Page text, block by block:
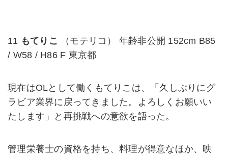
11 もてりこ
（モテリコ） 年齢非公開 152cm B85
/ W58 / H86 F 東京都
現在はOLとして働くもてりこは、「久しぶりにグ
ラビア業界に戻ってきました。よろしくお願いい
たします」と再挑戦への意欲を語った。
管理栄養士の資格を持ち、料理が得意なほか、映